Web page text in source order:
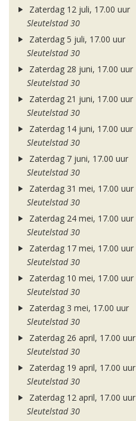
Zaterdag 12 juli, 17.00 uur
Sleutelstad 30
Zaterdag 5 juli, 17.00 uur
Sleutelstad 30
Zaterdag 28 juni, 17.00 uur
Sleutelstad 30
Zaterdag 21 juni, 17.00 uur
Sleutelstad 30
Zaterdag 14 juni, 17.00 uur
Sleutelstad 30
Zaterdag 7 juni, 17.00 uur
Sleutelstad 30
Zaterdag 31 mei, 17.00 uur
Sleutelstad 30
Zaterdag 24 mei, 17.00 uur
Sleutelstad 30
Zaterdag 17 mei, 17.00 uur
Sleutelstad 30
Zaterdag 10 mei, 17.00 uur
Sleutelstad 30
Zaterdag 3 mei, 17.00 uur
Sleutelstad 30
Zaterdag 26 april, 17.00 uur
Sleutelstad 30
Zaterdag 19 april, 17.00 uur
Sleutelstad 30
Zaterdag 12 april, 17.00 uur
Sleutelstad 30